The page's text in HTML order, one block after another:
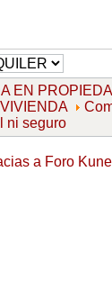
EN
ni seguro
a Foro